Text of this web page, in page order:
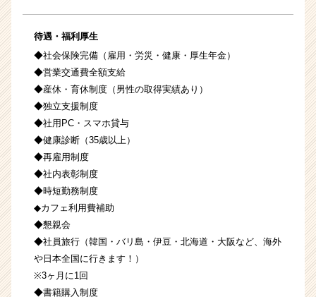
待遇・福利厚生
◆社会保険完備（雇用・労災・健康・厚生年金）
◆営業交通費全額支給
◆産休・育休制度（男性の取得実績あり）
◆独立支援制度
◆社用PC・スマホ貸与
◆健康診断（35歳以上）
◆再雇用制度
◆社内表彰制度
◆時短勤務制度
◆カフェ利用費補助
◆懇親会
◆社員旅行（韓国・バリ島・伊豆・北海道・大阪など、海外
や日本全国に行きます！）
※3ヶ月に1回
◆書籍購入制度